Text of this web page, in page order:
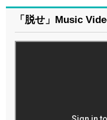
「脱せ」Music